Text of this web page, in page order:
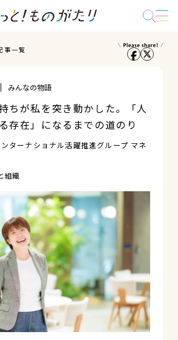
事一覧
みんなの物語
ちが私を突き動かした。「人
存在」になるまでの道のり
ターナショナル活躍推進グループ マネ
組織